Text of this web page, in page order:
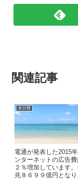
関連記事
未分類
電通が発表した2015
ンターネットの広告
２％増加しています
兆８６９９億円とな